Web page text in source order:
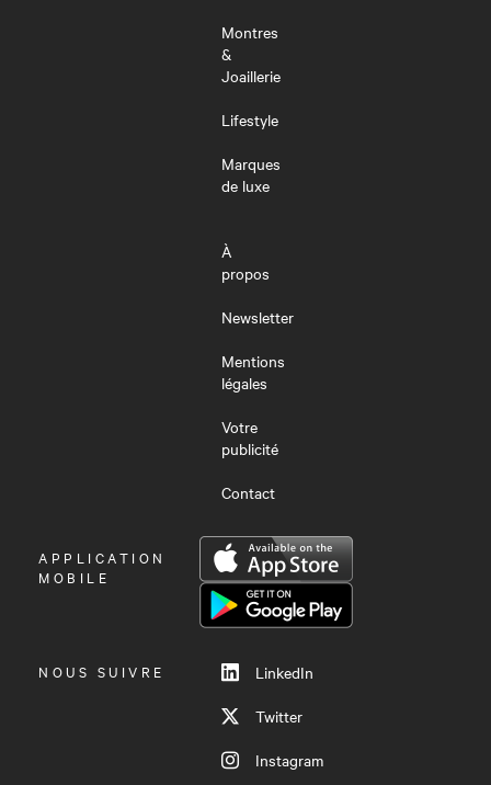
Montres
&
Joaillerie
Lifestyle
Marques
de luxe
À
propos
Newsletter
Mentions
légales
Votre
publicité
Contact
OUVRIR
LE
APPLICATION
MOBILE
NOUS SUIVRE
LinkedIn
Twitter
Instagram